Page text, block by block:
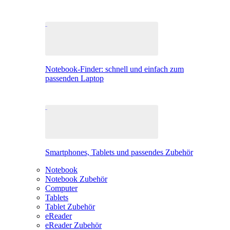
Notebook-Finder: schnell und einfach zum
passenden Laptop
Smartphones, Tablets und passendes Zubehör
Notebook
Notebook Zubehör
Computer
Tablets
Tablet Zubehör
eReader
eReader Zubehör